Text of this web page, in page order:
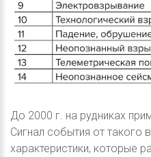
До 2000 г. на рудниках
Сигнал события от такого
характеристики, которые